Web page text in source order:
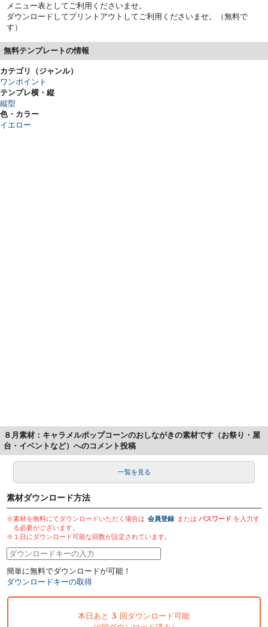
メニュー表としてご利用くださいませ。
ダウンロードしてプリントアウトしてご利用くださいませ。（無料で
す）
無料テンプレートの情報
カテゴリ（ジャンル）
ワンポイント
テンプレ横・縦
縦型
色・カラー
イエロー
８月素材：キャラメルポップコーンのおしながきの素材です（お祭り・屋
台・イベントなど）へのコメント投稿
一覧を見る
素材ダウンロード方法
※素材を無料にてダウンロードいただく場合は 会員登録 またはパスワード を入力す
る必要がございます。
※１日にダウンロード可能な回数が設定されています。
簡単に無料でダウンロードが可能！
ダウンロードキーの取得
本日あと 3 回ダウンロード可能